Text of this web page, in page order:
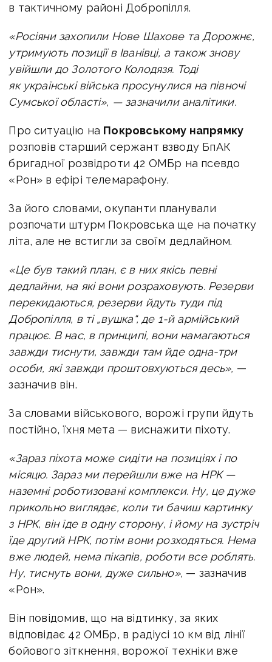
в тактичному районі Добропілля.
«Росіяни захопили Нове Шахове та Дорожнє,
утримують позиції в Іванівці, а також знову
увійшли до Золотого Колодязя. Тоді
як українські війська просунулися на півночі
Сумської області», — зазначили аналітики.
Про ситуацію на Покровському напрямку
розповівстарший сержант взводу БпАК
бригадної розвідроти 42 ОМБр на псевдо
«Рон» в ефірі телемарафону.
За його словами,окупанти планували
розпочати штурм Покровська ще на початку
літа, але не встигли за своїм дедлайном.
«Це був такий план, є в них якісь певні
дедлайни, на які вони розраховують. Резерви
перекидаються, резерви йдуть туди під
Добропілля, в ті „вушка“, де 1-й армійський
працює. В нас, в принципі, вони намагаються
завжди тиснути, завжди там йде одна-три
особи, які завжди проштовхуються десь», —
зазначив він.
За словами військового, ворожі групи йдуть
постійно, їхня мета — виснажити піхоту.
«Зараз піхота може сидіти на позиціях і по
місяцю. Зараз ми перейшли вже на НРК —
наземні роботизовані комплекси. Ну, це дуже
прикольно виглядає, коли ти бачиш картинку
з НРК, він їде в одну сторону, і йому на зустріч
їде другий НРК, потім вони розходяться. Нема
вже людей, нема пікапів, роботи все роблять.
Ну, тиснуть вони, дуже сильно», — зазначив
«Рон».
Він повідомив, що на відтинку, за яких
відповідає 42 ОМБр, в радіусі 10 км від лінії
бойового зіткнення, ворожої техніки вже